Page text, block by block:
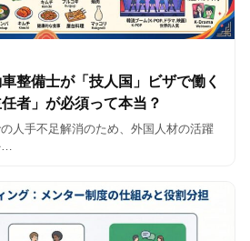
整備士が「技人国」ビザで働く
者」が必須って本当？
人手不足解消のため、外国人材の活躍